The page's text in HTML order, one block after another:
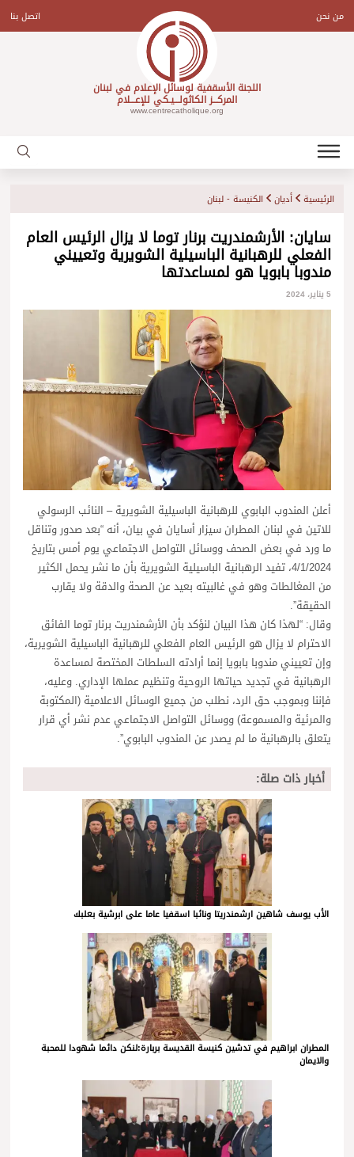
contentمن نحن اتصل بنا
اللجنة الأسقفية لوسائل الإعلام في لبنان
المركـــز الكاثولـــيـكي للإعـــلام
www.centrecatholique.org
الرئيسية أديان الكنيسة - لبنان
سايان: الأرشمندريت برنار توما لا يزال الرئيس العام
الفعلي للرهبانية الباسيلية الشويرية وتعييني
مندوبا بابويا هو لمساعدتها
5 يناير، 2024
أعلن المندوب البابوي للرهبانية الباسيلية الشويرية – النائب الرسولي
للاتين في لبنان المطران سيزار أسايان في بيان، أنه “بعد صدور وتناقل
ما ورد في بعض الصحف ووسائل التواصل الاجتماعي يوم أمس بتاريخ
4/1/2024، تفيد الرهبانية الباسيلية الشويرية بأن ما نشر يحمل الكثير
من المغالطات وهو في غالبيته بعيد عن الصحة والدقة ولا يقارب
الحقيقة”.
وقال: “لهذا كان هذا البيان لنؤكد بأن الأرشمندريت برنار توما الفائق
الاحترام لا يزال هو الرئيس العام الفعلي للرهبانية الباسيلية الشويرية،
وإن تعييني مندوبا بابويا إنما أرادته السلطات المختصة لمساعدة
الرهبانية في تجديد حياتها الروحية وتنظيم عملها الإداري. وعليه،
فإننا وبموجب حق الرد، نطلب من جميع الوسائل الاعلامية (المكتوبة
والمرئية والمسموعة) ووسائل التواصل الاجتماعي عدم نشر أي قرار
يتعلق بالرهبانية ما لم يصدر عن المندوب البابوي”.
أخبار ذات صلة:
الأب يوسف شاهين ارشمندريتا ونائبا اسقفيا عاما على ابرشية بعلبك
المطران ابراهيم في تدشين كنيسة القديسة بربارة:لنكن دائما شهودا للمحبة
والايمان